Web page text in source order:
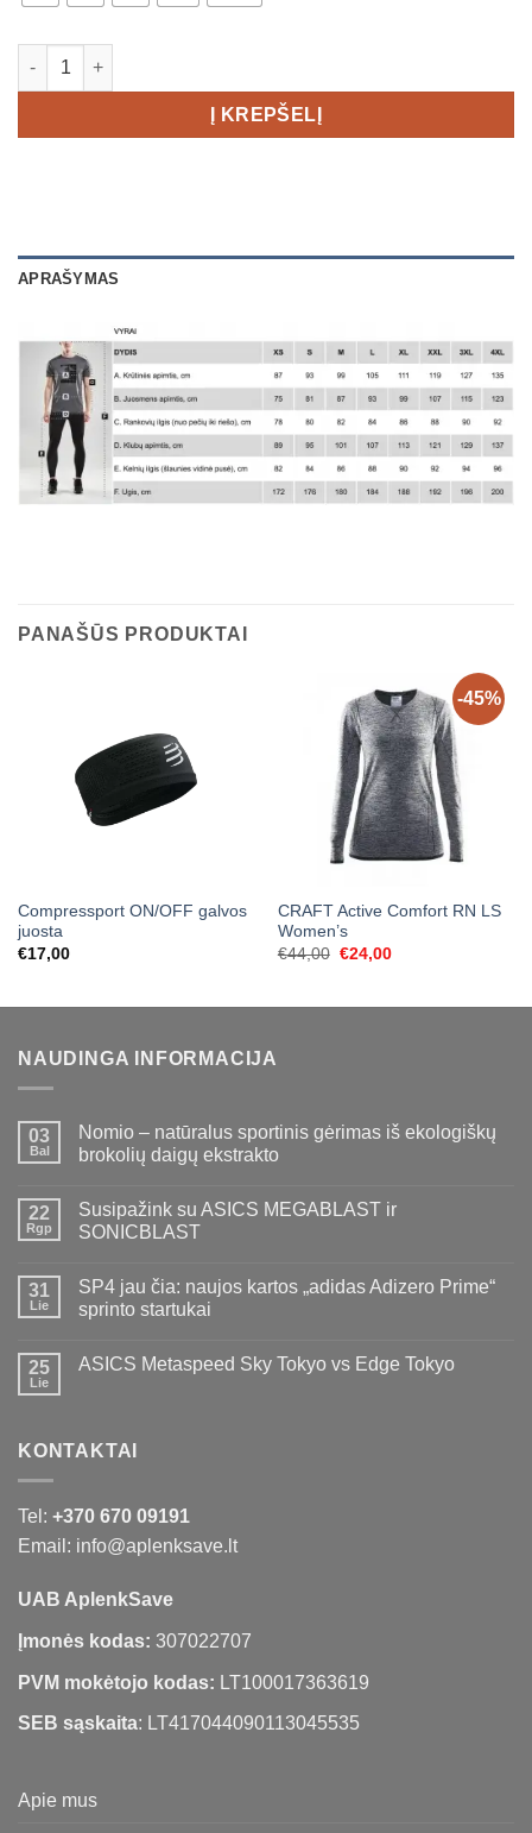
produkto kiekis: CRAFT Core Wool Mix Men's komplektas
Į KREPŠELĮ
APRAŠYMAS
PANAŠŪS PRODUKTAI
Compressport ON/OFF galvos
juosta
€17,00
-45%
CRAFT Active Comfort RN LS
Women’s
€44,00 Original
€24,00Current
NAUDINGA INFORMACIJA
03
Bal
Nomio – natūralus sportinis gėrimas iš ekologiškų
brokolių daigų ekstrakto
22
Rgp
Susipažink su ASICS MEGABLAST ir
SONICBLAST
31
Lie
SP4 jau čia: naujos kartos „adidas Adizero Prime“
sprinto startukai
25
Lie
ASICS Metaspeed Sky Tokyo vs Edge Tokyo
KONTAKTAI
Tel: +370 670 09191
Email: info@aplenksave.lt
UAB AplenkSave
Įmonės kodas: 307022707
PVM mokėtojo kodas: LT100017363619
SEB sąskaita: LT417044090113045535
Apie mus